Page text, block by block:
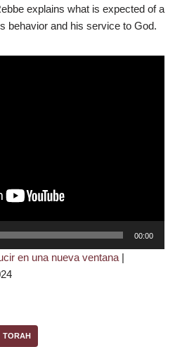
explains what is expected of a
behavior and his service to God.
00:00
en una nueva ventana |
TORAH